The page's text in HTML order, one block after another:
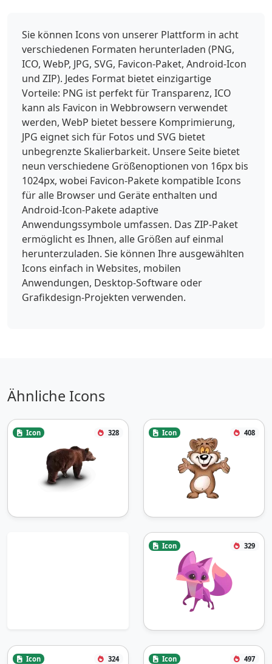
Sie können Icons von unserer Plattform in acht
verschiedenen Formaten herunterladen (PNG,
ICO, WebP, JPG, SVG, Favicon-Paket, Android-Icon
und ZIP). Jedes Format bietet einzigartige
Vorteile: PNG ist perfekt für Transparenz, ICO
kann als Favicon in Webbrowsern verwendet
werden, WebP bietet bessere Komprimierung,
JPG eignet sich für Fotos und SVG bietet
unbegrenzte Skalierbarkeit. Unsere Seite bietet
neun verschiedene Größenoptionen von 16px bis
1024px, wobei Favicon-Pakete kompatible Icons
für alle Browser und Geräte enthalten und
Android-Icon-Pakete adaptive
Anwendungssymbole umfassen. Das ZIP-Paket
ermöglicht es Ihnen, alle Größen auf einmal
herunterzuladen. Sie können Ihre ausgewählten
Icons einfach in Websites, mobilen
Anwendungen, Desktop-Software oder
Grafikdesign-Projekten verwenden.
Ähnliche Icons
Icon 328 Icon 408
Icon 329
Icon 324 Icon 497